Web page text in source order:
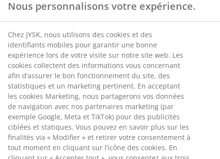
Garantie de prix
Garantie de prix de 30 jours sur tous nos articles
Options de livraison flexibles
Livraison facile et rapide
RÉFÉRENCE: 3650093
Instruction de montage
Caractéristiques
Nous personnalisons votre expérience.
Chez JYSK, nous utilisons des cookies et des identifiants
mobiles pour garantir une bonne expérience lors de votre
visite sur notre site web. Les cookies collectent des
informations vous concernant afin d’assurer le bon
fonctionnement du site, des statistiques et un marketing
pertinent. En acceptant les cookies Marketing, nous
partagerons vos données de navigation avec nos